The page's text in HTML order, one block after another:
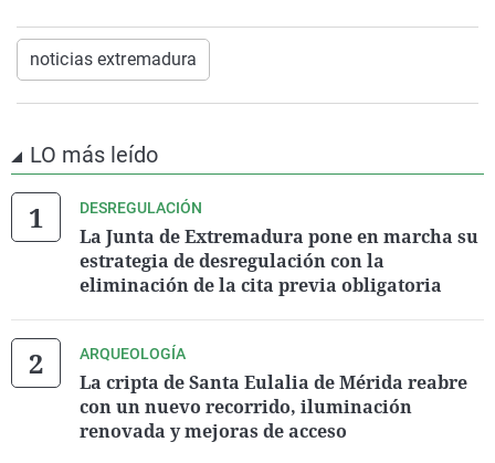
noticias extremadura
LO más leído
DESREGULACIÓN
La Junta de Extremadura pone en marcha su
estrategia de desregulación con la
eliminación de la cita previa obligatoria
ARQUEOLOGÍA
La cripta de Santa Eulalia de Mérida reabre
con un nuevo recorrido, iluminación
renovada y mejoras de acceso